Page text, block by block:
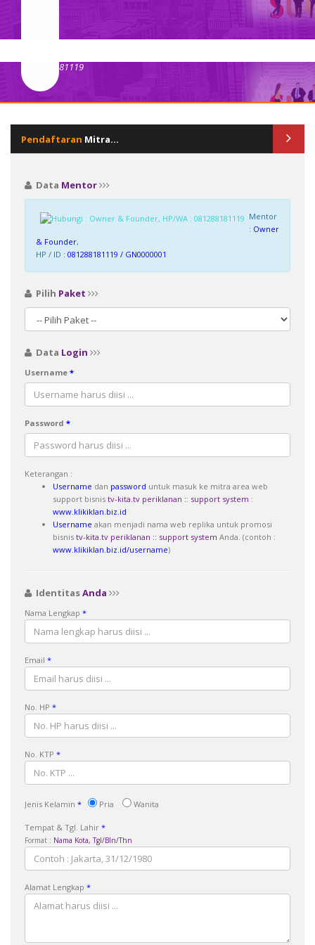
Pendaftaran Mitra...
Data Mentor
Mentor
: Owner
& Founder,
HP / ID : 081288181119 / GN0000001
Pilih Paket
Data Login
Username *
Password *
Keterangan :
Username dan password untuk masuk ke mitra area web
support bisnis tv-kita.tv periklanan :: support system :
www.klikiklan.biz.id
Username akan menjadi nama web replika untuk promosi
bisnis tv-kita.tv periklanan :: support system Anda. (contoh :
www.klikiklan.biz.id/username)
IdentitasAnda
Nama Lengkap *
Email *
No. HP *
No. KTP *
Jenis Kelamin * Pria Wanita
Tempat & Tgl. Lahir *
Format : Nama Kota, Tgl/Bln/Thn
Alamat Lengkap *